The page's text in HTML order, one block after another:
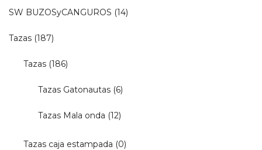
SW BUZOSyCANGUROS (14)
Tazas (187)
Tazas (186)
Tazas Gatonautas (6)
Tazas Mala onda (12)
Tazas caja estampada (0)